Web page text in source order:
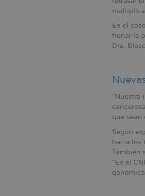
En el
frenar la
Dra.
“Nuestra
que sean
Según
hacia los
También
“En el